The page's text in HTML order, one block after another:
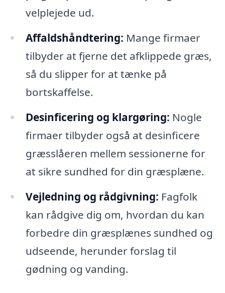
velplejede ud.
Affaldshåndtering: Mange firmaer
tilbyder at fjerne det afklippede græs,
så du slipper for at tænke på
bortskaffelse.
Desinficering og klargøring: Nogle
firmaer tilbyder også at desinficere
græsslåeren mellem sessionerne for
at sikre sundhed for din græsplæne.
Vejledning og rådgivning: Fagfolk
kan rådgive dig om, hvordan du kan
forbedre din græsplænes sundhed og
udseende, herunder forslag til
gødning og vanding.